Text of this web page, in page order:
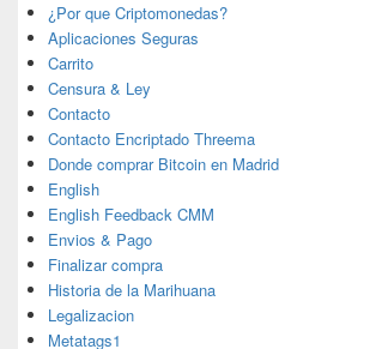
¿Por que Criptomonedas?
Aplicaciones Seguras
Carrito
Censura & Ley
Contacto
Contacto Encriptado Threema
Donde comprar Bitcoin en Madrid
English
English Feedback CMM
Envios & Pago
Finalizar compra
Historia de la Marihuana
Legalizacion
Metatags1